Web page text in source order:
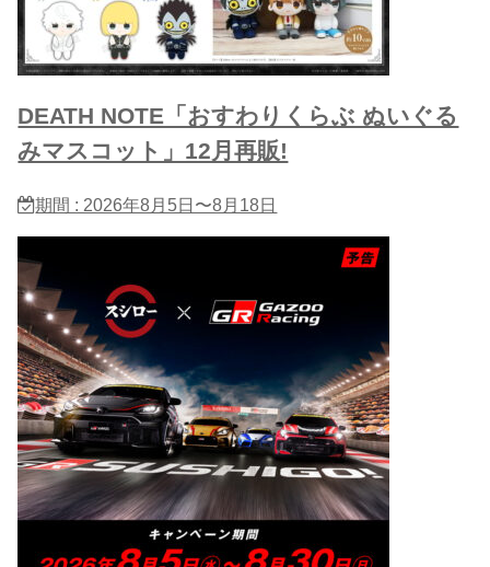
DEATH NOTE「おすわりくらぶ ぬいぐる​
みマスコット」12月再販!
期間 : 2026年8月5日〜8月18日